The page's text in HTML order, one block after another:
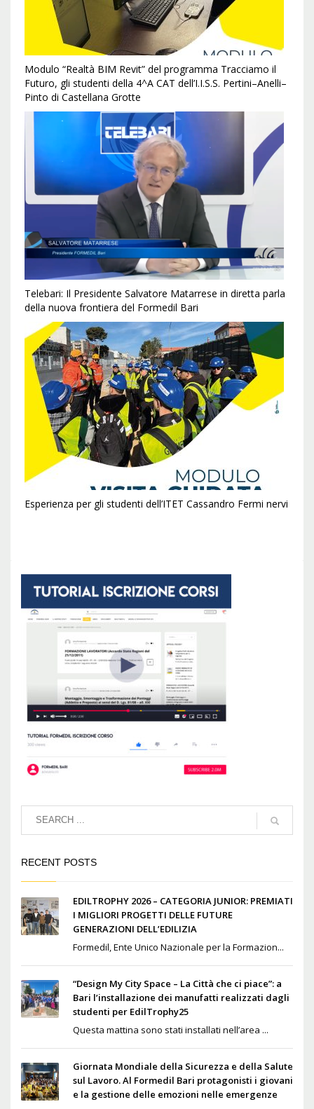
Modulo “Realtà BIM Revit” del programma Tracciamo il
Futuro, gli studenti della 4^A CAT dell’I.I.S.S. Pertini–Anelli–
Pinto di Castellana Grotte
Telebari: Il Presidente Salvatore Matarrese in diretta parla
della nuova frontiera del Formedil Bari
Esperienza per gli studenti dell’ITET Cassandro Fermi nervi
RECENT POSTS
EDILTROPHY 2026 – CATEGORIA JUNIOR: PREMIATI
I MIGLIORI PROGETTI DELLE FUTURE
GENERAZIONI DELL’EDILIZIA
Formedil, Ente Unico Nazionale per la Formazion...
“Design My City Space – La Città che ci piace”: a
Bari l’installazione dei manufatti realizzati dagli
studenti per EdilTrophy25
Questa mattina sono stati installati nell’area ...
Giornata Mondiale della Sicurezza e della Salute
sul Lavoro. Al Formedil Bari protagonisti i giovani
e la gestione delle emozioni nelle emergenze